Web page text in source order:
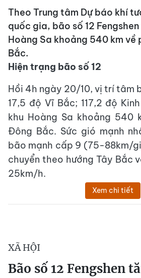
Theo Trung tâm Dự báo khí
quốc gia, bão số 12
Hoàng Sa khoảng 540 km
Bắc.
Hiện trạng bão số 12
Hồi 4h ngày 20/10, vị trí tâm
17,5 độ Vĩ Bắc; 117,2 độ
khu Hoàng Sa khoảng 540
Đông Bắc. Sức gió mạnh
bão mạnh cấp 9 (75-88km/
chuyển theo hướng Tây Bắc
25km/h.
Xem chi tiết
XÃ HỘI
Bão số 12 Fengshen